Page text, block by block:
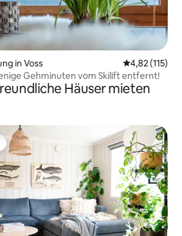
in Voss
4,82 (115)
Gehminuten vom Skilift entfernt!
Häuser mieten